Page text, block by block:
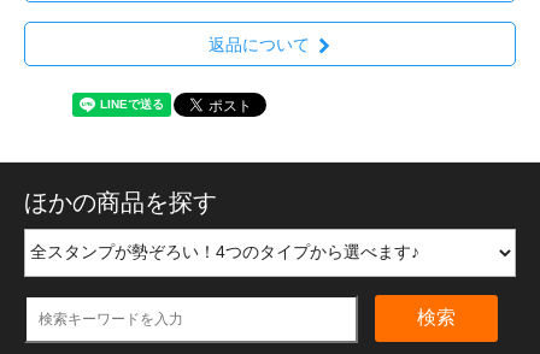
返品について
ほかの商品を探す
検索